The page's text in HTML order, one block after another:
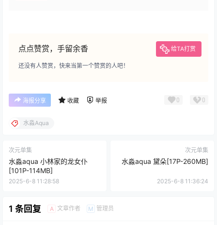
点点赞赏，手留余香 给TA打赏
还没有人赞赏，快来当第一个赞赏的人吧！
海报分享 收藏 举报 0 0
水淼Aqua
次元单集
水淼aqua 小林家的龙女仆
[101P-114MB]
2025-6-8 11:28:58
次元单集
水淼aqua 黛朵[17P-260MB]
2025-6-8 11:36:24
1 条回复 A 文章作者 M 管理员